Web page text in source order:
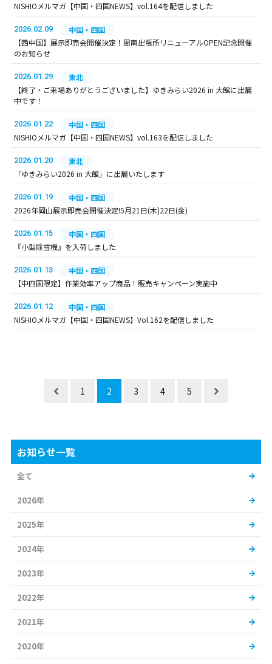
NISHIOメルマガ【中国・四国NEWS】vol.164を配信しました
2026.02.09
中国・四国
【西中国】展示即売会開催決定！周南出張所リニューアルOPEN記念開催
のお知らせ
2026.01.29
東北
【終了・ご来場ありがとうございました】ゆきみらい2026 in 大館に出展
中です！
2026.01.22
中国・四国
NISHIOメルマガ【中国・四国NEWS】vol.163を配信しました
2026.01.20
東北
「ゆきみらい2026 in 大館」に出展いたします
2026.01.19
中国・四国
2026年岡山展示即売会開催決定!5月21日(木)22日(金)
2026.01.15
中国・四国
『小型除雪機』を入荷しました
2026.01.13
中国・四国
【中四国限定】作業効率アップ商品！販売キャンペーン実施中
2026.01.12
中国・四国
NISHIOメルマガ【中国・四国NEWS】Vol.162を配信しました
1 2 3 4 5
お知らせ一覧
全て
2026年
2025年
2024年
2023年
2022年
2021年
2020年